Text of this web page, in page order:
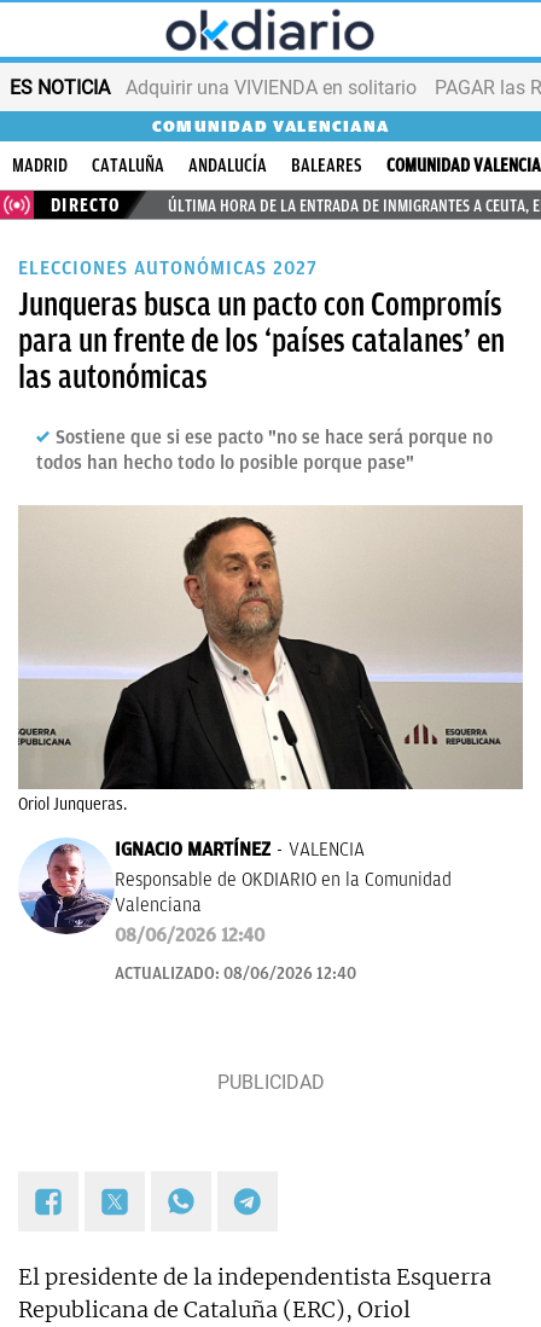
ES NOTICIA Adquirir una VIVIENDA en solitario PAGAR las
COMUNIDAD VALENCIANA
MADRID CATALUÑA ANDALUCÍA BALEARES
COMUNIDAD
DIRECTO
ÚLTIMA HORA DE LA ENTRADA DE INMIGRANTES A CEUTA,
ELECCIONES AUTONÓMICAS 2027
Junqueras busca un pacto con Compromís
para un frente de los ‘países catalanes’ en
las autonómicas
Sostiene que si ese pacto "no se hace será porque no
todos han hecho todo lo posible porque pase"
Oriol Junqueras.
IGNACIO MARTÍNEZ
VALENCIA
Responsable de OKDIARIO en la Comunidad
Valenciana
08/06/2026 12:40
ACTUALIZADO: 08/06/2026 12:40
El presidente de la independentista Esquerra
Republicana de Cataluña (ERC), Oriol